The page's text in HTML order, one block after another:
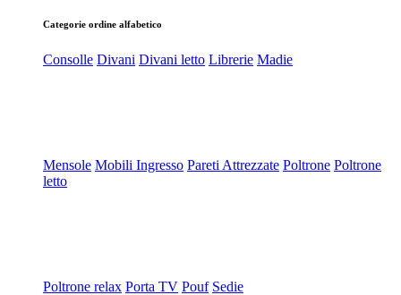
Categorie ordine alfabetico
Consolle Divani Divani letto Librerie Madie
Mensole Mobili Ingresso Pareti Attrezzate Poltrone Poltrone
letto
Poltrone relax Porta TV Pouf Sedie